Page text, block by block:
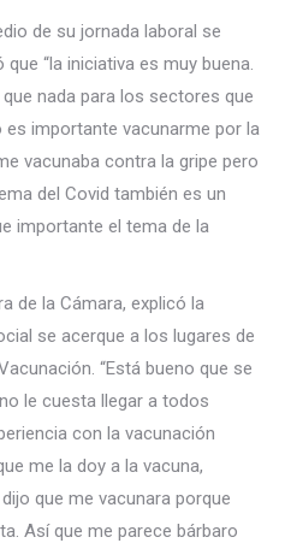
de su jornada laboral se
“la iniciativa es muy buena.
nada para los sectores que
importante vacunarme por la
vacunaba contra la gripe pero
del Covid también es un
importante el tema de la
de la Cámara, explicó la
se acerque a los lugares de
“Está bueno que se
le cuesta llegar a todos
con la vacunación
me la doy a la vacuna,
que me vacunara porque
Así que me parece bárbaro